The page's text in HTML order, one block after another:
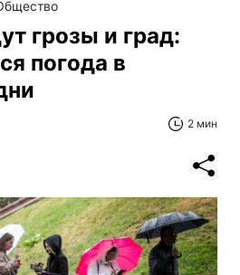
грозы и град:
погода в
2 мин